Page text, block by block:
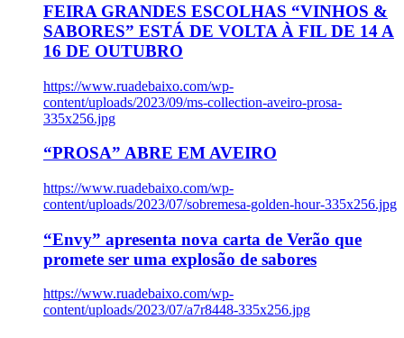
FEIRA GRANDES ESCOLHAS “VINHOS &
SABORES” ESTÁ DE VOLTA À FIL DE 14 A
16 DE OUTUBRO
https://www.ruadebaixo.com/wp-
content/uploads/2023/09/ms-collection-aveiro-prosa-
335x256.jpg
“PROSA” ABRE EM AVEIRO
https://www.ruadebaixo.com/wp-
content/uploads/2023/07/sobremesa-golden-hour-335x256.jpg
“Envy” apresenta nova carta de Verão que
promete ser uma explosão de sabores
https://www.ruadebaixo.com/wp-
content/uploads/2023/07/a7r8448-335x256.jpg